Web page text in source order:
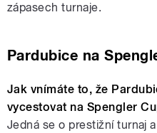
zápasech turnaje.
Pardubice na
Jak vnímáte to, že
vycestovat na Spengler
Jedná se o prestižní turnaj